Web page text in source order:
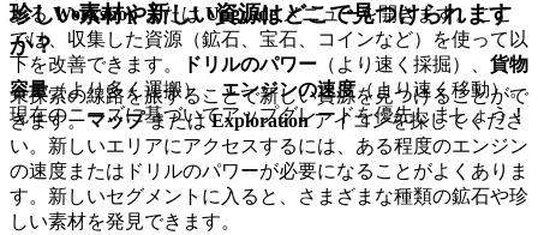
あるWorkshopまたはUpgradeメニューを開きます。ここ
では、収集した資源（鉱石、宝石、コインなど）を使って以
下を改善できます。
ドリルのパワー （より速く採掘）、 貨物
容量（より多く運搬）、 エンジンの速度（より速く移動）。
現在のニーズに基づいてアップグレードを優先しましょう！
珍しい素材や新しい資源はどこで見つけられます
か？
未探索の線路を旅することで新しい資源を見つけることがで
きます。マップまたはExplorationアイコンを探してくださ
い。新しいエリアにアクセスするには、ある程度のエンジン
の速度またはドリルのパワーが必要になることがよくありま
す。新しいセグメントに入ると、さまざまな種類の鉱石や珍
しい素材を発見できます。